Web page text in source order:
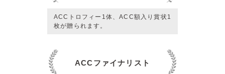
ACCトロフィー1体、ACC額入り賞状1
枚が贈られます。
ACCファイナリスト